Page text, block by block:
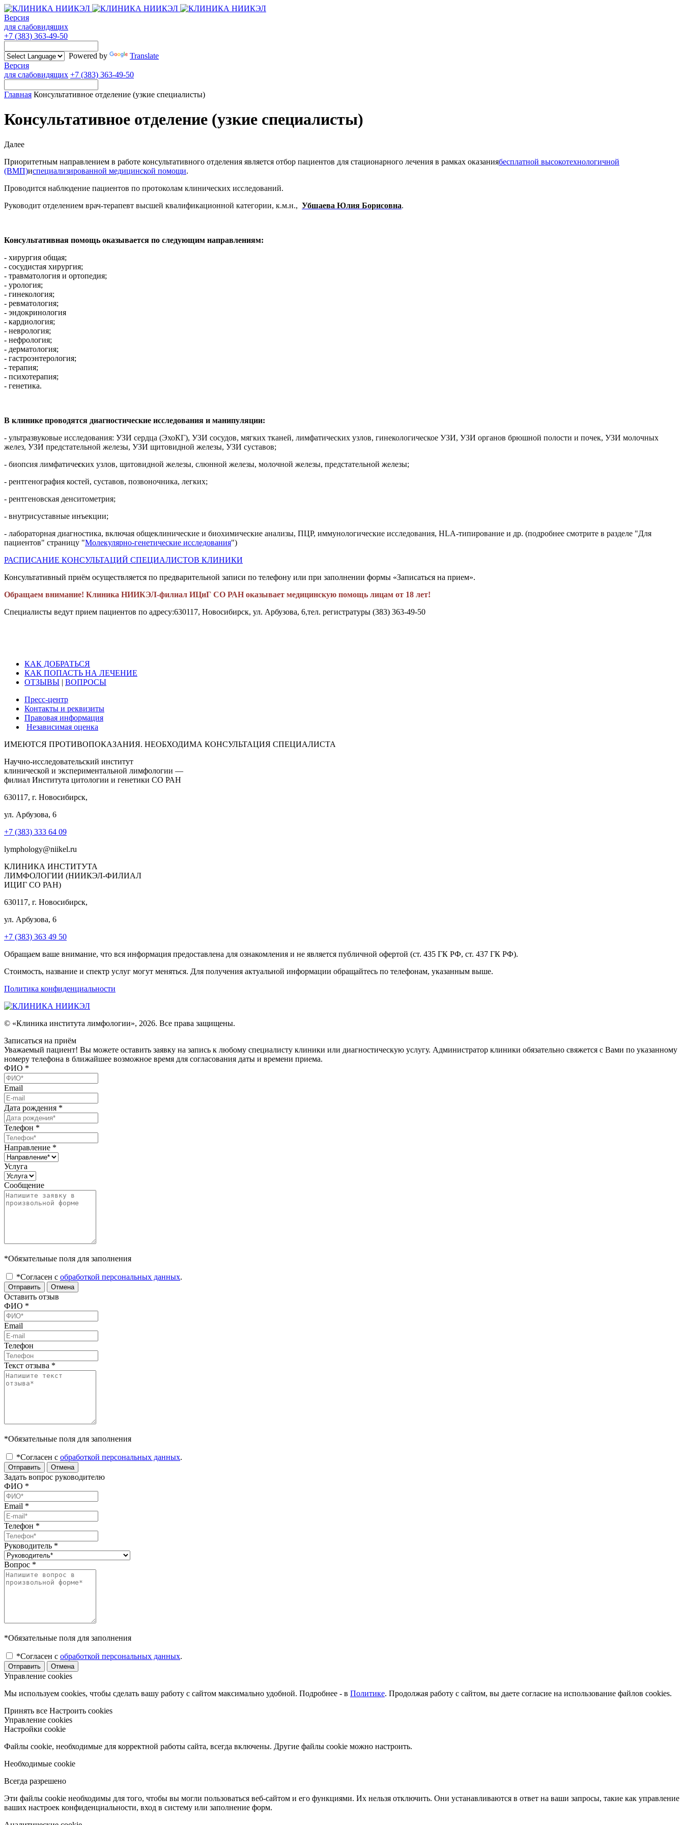
Версия
для слабовидящих
+7 (383) 363-49-50
Powered by
Translate
Версия
для слабовидящих +7 (383) 363-49-50
Главная Консультативное отделение (узкие специалисты)
Консультативное отделение (узкие специалисты)
Далее
Приоритетным направлением в работе консультативного отделения является отбор пациентов для стационарного лечения в рамках оказаниябесплатной высокотехнологичной
(ВМП)испециализированной медицинской помощи.
Проводится наблюдение пациентов по протоколам клинических исследований.
Руководит отделением врач-терапевт высшей квалификационной категории, к.м.н., Убшаева Юлия Борисовна.
Консультативная помощь оказывается по следующим направлениям:
- хирургия общая;
- сосудистая хирургия;
- травматология и ортопедия;
- урология;
- гинекология;
- ревматология;
- эндокринология
- кардиология;
- неврология;
- нефрология;
- дерматология;
- гастроэнтерология;
- терапия;
- психотерапия;
- генетика.
В клинике проводятся диагностические исследования и манипуляции:
- ультразвуковые исследования: УЗИ сердца (ЭхоКГ), УЗИ сосудов, мягких тканей, лимфатических узлов, гинекологическое УЗИ, УЗИ органов брюшной полости и почек, УЗИ молочных
желез, УЗИ предстательной железы, УЗИ щитовидной железы, УЗИ суставов;
- биопсия лимфатических узлов, щитовидной железы, слюнной железы, молочной железы, предстательной железы;
- рентгенография костей, суставов, позвоночника, легких;
- рентгеновская денситометрия;
- внутрисуставные инъекции;
- лабораторная диагностика, включая общеклинические и биохимические анализы, ПЦР, иммунологические исследования, HLA-типирование и др. (подробнее смотрите в разделе "Для
пациентов" страницу "Молекулярно-генетические исследования")
РАСПИСАНИЕ КОНСУЛЬТАЦИЙ СПЕЦИАЛИСТОВ КЛИНИКИ
Консультативный приём осуществляется по предварительной записи по телефону или при заполнении формы «Записаться на прием».
Обращаем внимание! Клиника НИИКЭЛ-филиал ИЦиГ СО РАН оказывает медицинскую помощь лицам от 18 лет!
Специалисты ведут прием пациентов по адресу:630117, Новосибирск, ул. Арбузова, 6,тел. регистратуры (383) 363-49-50
КАК ДОБРАТЬСЯ
КАК ПОПАСТЬ НА ЛЕЧЕНИЕ
ОТЗЫВЫ | ВОПРОСЫ
Пресс-центр
Контакты и реквизиты
Правовая информация
Независимая оценка
ИМЕЮТСЯ ПРОТИВОПОКАЗАНИЯ. НЕОБХОДИМА КОНСУЛЬТАЦИЯ СПЕЦИАЛИСТА
Научно-исследовательский институт
клинической и экспериментальной лимфологии —
филиал Института цитологии и генетики СО РАН
630117, г. Новосибирск,
ул. Арбузова, 6
+7 (383) 333 64 09
lymphology@niikel.ru
КЛИНИКА ИНСТИТУТА
ЛИМФОЛОГИИ (НИИКЭЛ-ФИЛИАЛ
ИЦИГ СО РАН)
630117, г. Новосибирск,
ул. Арбузова, 6
+7 (383) 363 49 50
Обращаем ваше внимание, что вся информация предоставлена для ознакомления и не является публичной офертой (ст. 435 ГК РФ, ст. 437 ГК РФ).
Стоимость, название и спектр услуг могут меняться. Для получения актуальной информации обращайтесь по телефонам, указанным выше.
Политика конфиденциальности
© «Клиника института лимфологии», 2026. Все права защищены.
Записаться на приём
Уважаемый пациент! Вы можете оставить заявку на запись к любому специалисту клиники или диагностическую услугу. Администратор клиники обязательно свяжется с Вами по указанному
номеру телефона в ближайшее возможное время для согласования даты и времени приема.
ФИО *
Email
Дата рождения *
Телефон *
Направление *
Услуга
Сообщение
*Обязательные поля для заполнения
*Согласен с обработкой персональных данных.
Отправить Отмена
Оставить отзыв
ФИО *
Email
Телефон
Текст отзыва *
*Обязательные поля для заполнения
*Согласен с обработкой персональных данных.
Отправить Отмена
Задать вопрос руководителю
ФИО *
Email *
Телефон *
Руководитель *
Вопрос *
*Обязательные поля для заполнения
*Согласен с обработкой персональных данных.
Отправить Отмена
Управление cookies
Мы используем cookies, чтобы сделать вашу работу с сайтом максимально удобной. Подробнее - в Политике. Продолжая работу с сайтом, вы даете согласие на использование файлов cookies.
Принять все Настроить cookies
Управление cookies
Настройки cookie
Файлы cookie, необходимые для корректной работы сайта, всегда включены. Другие файлы cookie можно настроить.
Необходимые cookie
Всегда разрешено
Эти файлы cookie необходимы для того, чтобы вы могли пользоваться веб-сайтом и его функциями. Их нельзя отключить. Они устанавливаются в ответ на ваши запросы, такие как управление
ваших настроек конфиденциальности, вход в систему или заполнение форм.